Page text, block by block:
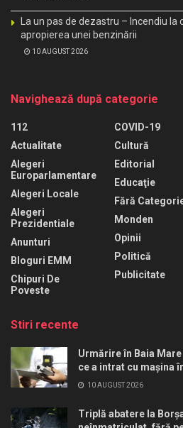
La un pas de dezastru – Incendiu la
apropierea unei benzinării
10 AUGUST 2026
Navighează după categorie
112
Actualitate
Alegeri
Europarlamentare
Alegeri Locale
Alegeri
Prezidentiale
Anunturi
Bloguri EMM
Chipuri De
Poveste
COVID-19
Cultură
Editorial
Educaţie
Fără
Monden
Opinii
Politică
Publicitate
Stiri recente
Urmărire în Baia
ce a intrat cu mașina
10 AUGUST 2026
Triplă abatere la